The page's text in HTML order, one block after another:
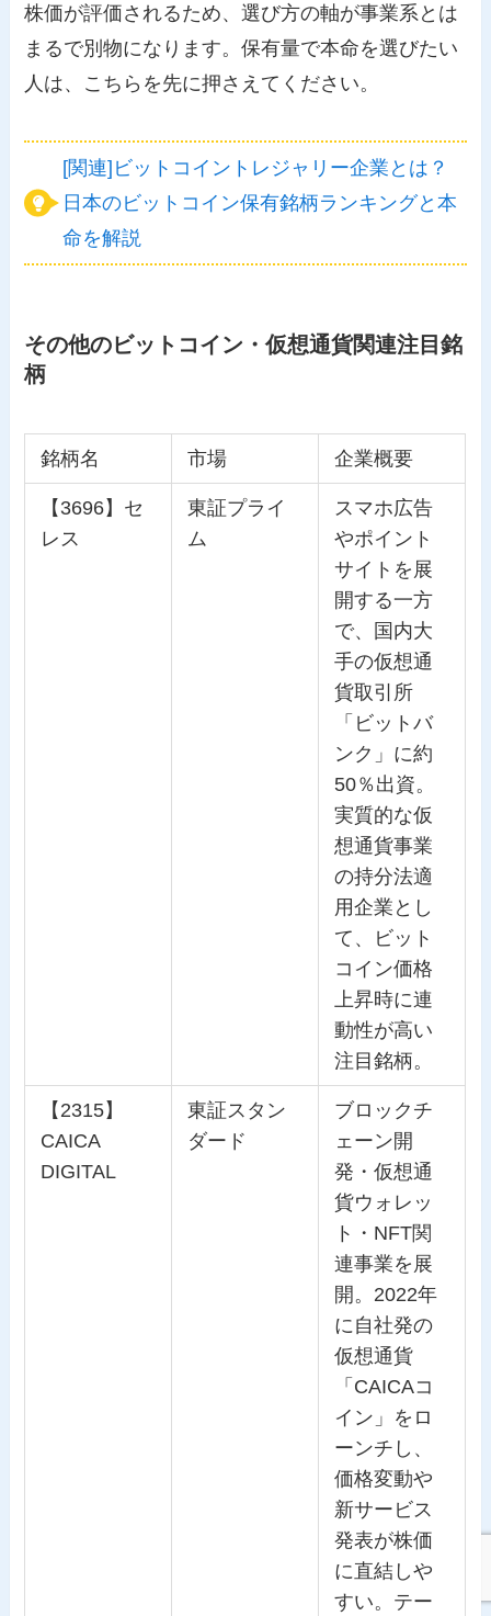
株価が評価されるため、選び方の軸が事業系とは
まるで別物になります。保有量で本命を選びたい
人は、こちらを先に押さえてください。
[関連]ビットコイントレジャリー企業とは？
日本のビットコイン保有銘柄ランキングと本
命を解説
その他のビットコイン・仮想通貨関連注目銘
柄
銘柄名 市場 企業概要
【3696】セ
レス
東証プライ
ム
スマホ広告
やポイント
サイトを展
開する一方
で、国内大
手の仮想通
貨取引所
「ビットバ
ンク」に約
50％出資。
実質的な仮
想通貨事業
の持分法適
用企業とし
て、ビット
コイン価格
上昇時に連
動性が高い
注目銘柄。
【2315】
CAICA
DIGITAL
東証スタン
ダード
ブロックチ
ェーン開
発・仮想通
貨ウォレッ
ト・NFT関
連事業を展
開。2022年
に自社発の
仮想通貨
「CAICAコ
イン」をロ
ーンチし、
価格変動や
新サービス
発表が株価
に直結しや
すい。テー